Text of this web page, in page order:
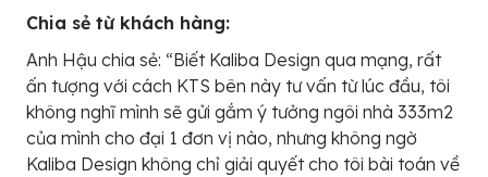
Chia sẻ từ khách hàng:
Anh Hậu chia sẻ: “Biết Kaliba Design qua mạng, rất
ấn tượng với cách KTS bên này tư vấn từ lúc đầu, tôi
không nghĩ mình sẽ gửi gắm ý tưởng ngôi nhà 333m2
của mình cho đại 1 đơn vị nào, nhưng không ngờ
Kaliba Design không chỉ giải quyết cho tôi bài toán về